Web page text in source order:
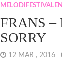
FRANS –
SORRY
12 MAR , 2016